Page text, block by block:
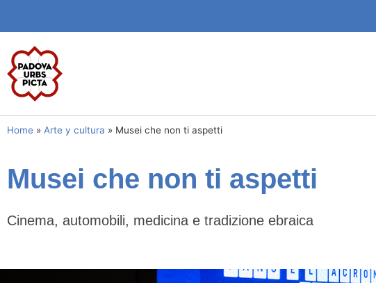
Home » Arte y cultura » Musei che non ti aspetti
Musei che non ti aspetti
Cinema, automobili, medicina e tradizione ebraica